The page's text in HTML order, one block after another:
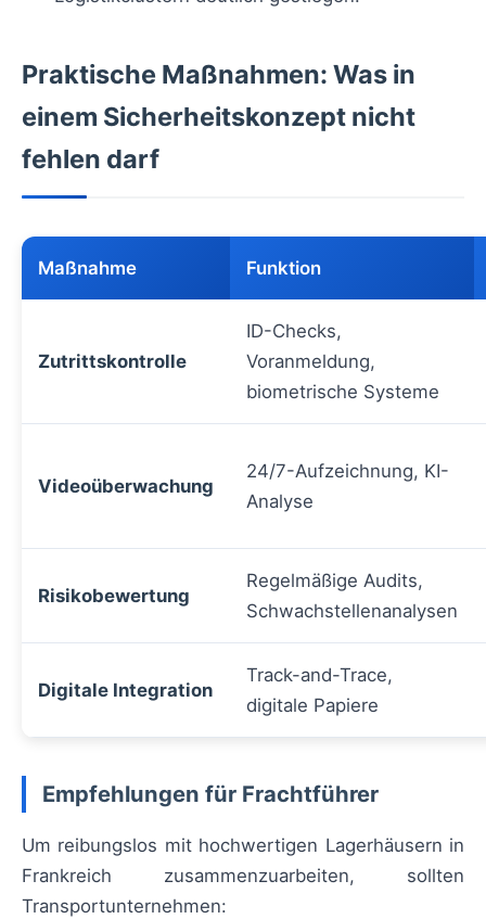
Praktische Maßnahmen: Was in
einem Sicherheitskonzept nicht
fehlen darf
Maßnahme Funktion
Zutrittskontrolle
ID-Checks,
Voranmeldung,
biometrische Systeme
Videoüberwachung
24/7-Aufzeichnung, KI-
Analyse
Risikobewertung
Regelmäßige Audits,
Schwachstellenanalysen
Digitale Integration
Track-and-Trace,
digitale Papiere
Empfehlungen für Frachtführer
Um reibungslos mit hochwertigen Lagerhäusern in
Frankreich zusammenzuarbeiten, sollten
Transportunternehmen: